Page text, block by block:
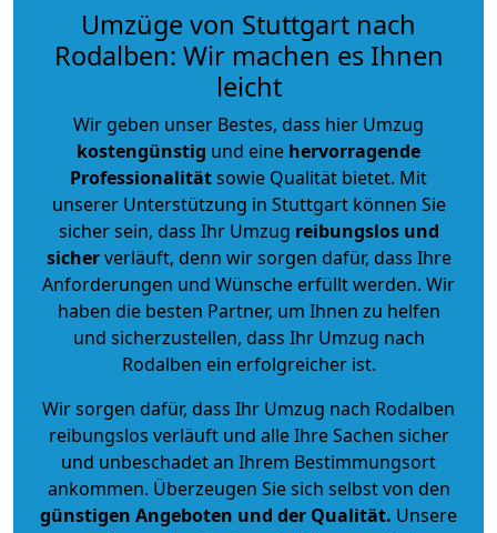
Umzüge von Stuttgart nach
Rodalben: Wir machen es Ihnen
leicht
Wir geben unser Bestes, dass hier Umzug
kostengünstig und eine hervorragende
Professionalitätsowie Qualität bietet. Mit
unserer Unterstützung in Stuttgart können Sie
sicher sein, dass Ihr Umzug reibungslos und
sicherverläuft, denn wir sorgen dafür, dass Ihre
Anforderungen und Wünsche erfüllt werden. Wir
haben die besten Partner, um Ihnen zu helfen
und sicherzustellen, dass Ihr Umzug nach
Rodalben ein erfolgreicher ist.
Wir sorgen dafür, dass Ihr Umzug nach Rodalben
reibungslos verläuft und alle Ihre Sachen sicher
und unbeschadet an Ihrem Bestimmungsort
ankommen. Überzeugen Sie sich selbst von den
günstigen Angeboten und der Qualität. Unsere